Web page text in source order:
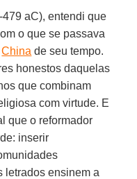
479 aC), entendi que
o que se passava
China de seu tempo.
honestos daquelas
que combinam
com virtude. E
que o reformador
inserir
letrados ensinem a